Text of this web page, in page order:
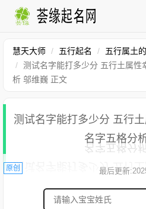
慧天大师 五行起名
五行属土
测试名字能打多少分 五行土属性
析 邬维巍 正文
测试名字能打多少分 五行
名字五格分
原创 最后更新